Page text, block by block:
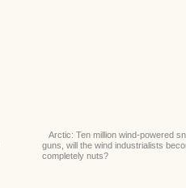
Arctic: Ten million wind-powered
guns, will the wind industrialists
completely nuts?